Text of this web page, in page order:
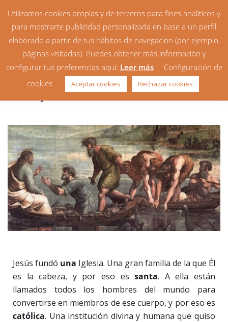
Homilía: 3er Domingo del
Tiempo Ordinario
Jesús fundó una Iglesia. Una gran familia de la que Él
es la cabeza, y por eso essanta. A ella están
llamados todos los hombres del mundo para
convertirse en miembros de ese cuerpo, y por eso es
católica. Una institución divina y humana que quiso
Utilizamos cookies propias y de terceros para fines analíticos y
para mostrarte publicidad personalizada en base a un perfil
elaborado a partir de tus hábitos de navegación (por ejemplo,
páginas visitadas). Puedes obtener más información y
configurar tus preferencias aquí: Leer más
Configuración de
cookies
Aceptar cookies Rechazar cookies